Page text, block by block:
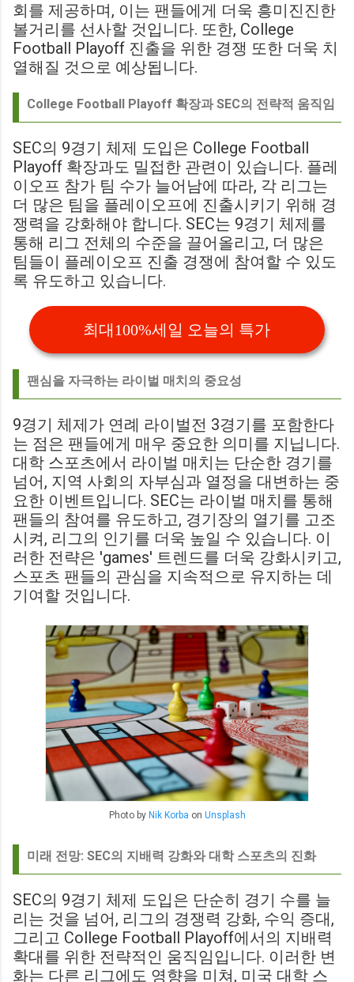
회를 제공하며, 이는 팬들에게 더욱 흥미진진한
볼거리를 선사할 것입니다. 또한, College
Football Playoff 진출을 위한 경쟁 또한 더욱 치
열해질 것으로 예상됩니다.
College Football Playoff 확장과 SEC의 전략적 움직임
SEC의 9경기 체제 도입은 College Football
Playoff 확장과도 밀접한 관련이 있습니다. 플레
이오프 참가 팀 수가 늘어남에 따라, 각 리그는
더 많은 팀을 플레이오프에 진출시키기 위해 경
쟁력을 강화해야 합니다. SEC는 9경기 체제를
통해 리그 전체의 수준을 끌어올리고, 더 많은
팀들이 플레이오프 진출 경쟁에 참여할 수 있도
록 유도하고 있습니다.
최대100%세일 오늘의 특가
팬심을 자극하는 라이벌 매치의 중요성
9경기 체제가 연례 라이벌전 3경기를 포함한다
는 점은 팬들에게 매우 중요한 의미를 지닙니다.
대학 스포츠에서 라이벌 매치는 단순한 경기를
넘어, 지역 사회의 자부심과 열정을 대변하는 중
요한 이벤트입니다. SEC는 라이벌 매치를 통해
팬들의 참여를 유도하고, 경기장의 열기를 고조
시켜, 리그의 인기를 더욱 높일 수 있습니다. 이
러한 전략은 'games' 트렌드를 더욱 강화시키고,
스포츠 팬들의 관심을 지속적으로 유지하는 데
기여할 것입니다.
Photo by Nik Korba on Unsplash
미래 전망: SEC의 지배력 강화와 대학 스포츠의 진화
SEC의 9경기 체제 도입은 단순히 경기 수를 늘
리는 것을 넘어, 리그의 경쟁력 강화, 수익 증대,
그리고 College Football Playoff에서의 지배력
확대를 위한 전략적인 움직임입니다. 이러한 변
화는 다른 리그에도 영향을 미쳐, 미국 대학 스